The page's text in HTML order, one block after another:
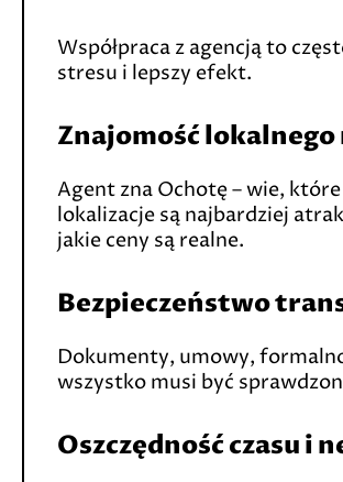
Współpraca z agencją to
stresu i lepszy efekt.
Znajomość
Agent zna Ochotę – wie, które
lokalizacje są najbardziej
jakie ceny są realne.
Bezpieczeństwo
Dokumenty, umowy,
wszystko musi być
Oszczędność czasu i